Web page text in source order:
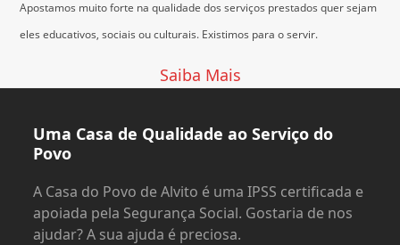
Apostamos muito forte na qualidade dos serviços prestados quer sejam
eles educativos, sociais ou culturais. Existimos para o servir.
Saiba Mais
Uma Casa de Qualidade ao Serviço do
Povo
A Casa do Povo de Alvito é uma IPSS certificada e
apoiada pela Segurança Social. Gostaria de nos
ajudar? A sua ajuda é preciosa.